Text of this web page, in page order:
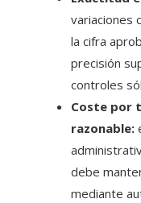
variaciones
la cifra
precisión
controles
Coste por
razonable:
debe
mediante